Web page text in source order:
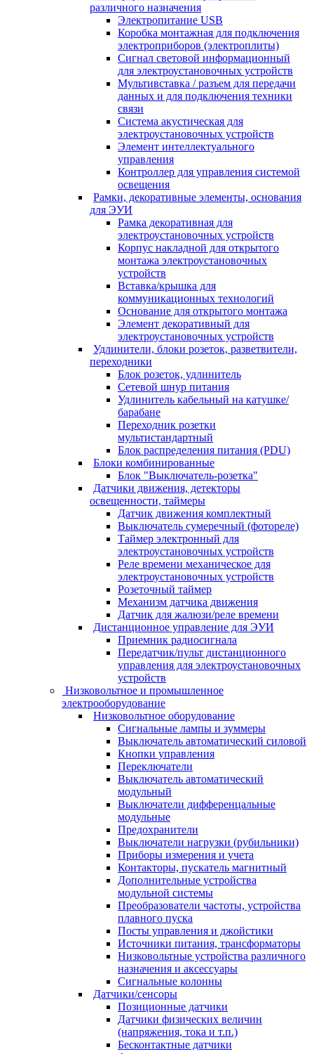
различного назначения
Электропитание USB
Коробка монтажная для подключения
электроприборов (электроплиты)
Сигнал световой информационный
для электроустановочных устройств
Мультивставка / разъем для передачи
данных и для подключения техники
связи
Система акустическая для
электроустановочных устройств
Элемент интеллектуального
управления
Контроллер для управления системой
освещения
Рамки, декоративные элементы, основания
для ЭУИ
Рамка декоративная для
электроустановочных устройств
Корпус накладной для открытого
монтажа электроустановочных
устройств
Вставка/крышка для
коммуникационных технологий
Основание для открытого монтажа
Элемент декоративный для
электроустановочных устройств
Удлинители, блоки розеток, разветвители,
переходники
Блок розеток, удлинитель
Сетевой шнур питания
Удлинитель кабельный на катушке/
барабане
Переходник розетки
мультистандартный
Блок распределения питания (PDU)
Блоки комбинированные
Блок "Выключатель-розетка"
Датчики движения, детекторы
освещенности, таймеры
Датчик движения комплектный
Выключатель сумеречный (фотореле)
Таймер электронный для
электроустановочных устройств
Реле времени механическое для
электроустановочных устройств
Розеточный таймер
Механизм датчика движения
Датчик для жалюзи/реле времени
Дистанционное управление для ЭУИ
Приемник радиосигнала
Передатчик/пульт дистанционного
управления для электроустановочных
устройств
Низковольтное и промышленное
электрооборудование
Низковольтное оборудование
Сигнальные лампы и зуммеры
Выключатель автоматический силовой
Кнопки управления
Переключатели
Выключатель автоматический
модульный
Выключатели дифференцальные
модульные
Предохранители
Выключатели нагрузки (рубильники)
Приборы измерения и учета
Контакторы, пускатель магнитный
Дополнительные устройства
модульной системы
Преобразователи частоты, устройства
плавного пуска
Посты управления и джойстики
Источники питания, трансформаторы
Низковольтные устройства различного
назначения и аксессуары
Сигнальные колонны
Датчики/сенсоры
Позиционные датчики
Датчики физических величин
(напряжения, тока и т.п.)
Бесконтактные датчики